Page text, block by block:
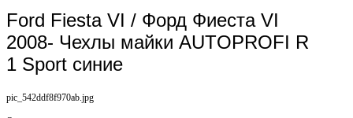
Ford Fiesta VI / Форд Фиеста VI
2008- Чехлы майки AUTOPROFI R
1 Sport синие
pic_542ddf8f970ab.jpg